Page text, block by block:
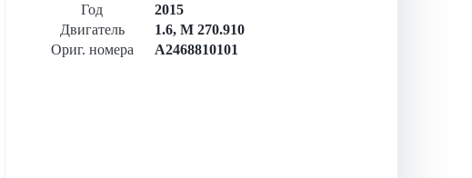
Год
2015
Двигатель
1.6, M 270.910
Ориг. номера
A2468810101